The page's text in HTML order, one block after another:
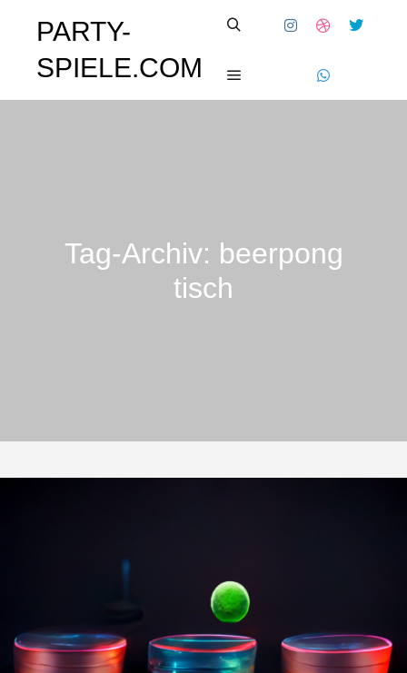
PARTY-
SPIELE.COM
Tag-Archiv: beerpong
tisch